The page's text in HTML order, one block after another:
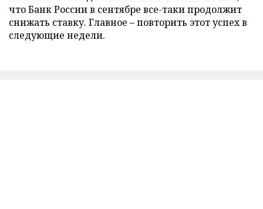
что Банк России в сентябре все-таки продолжит
снижать ставку. Главное – повторить этот успех в
следующие недели.